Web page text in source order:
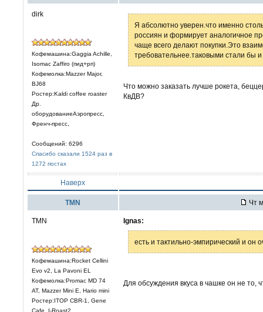
dirk
Кофемашина:Gaggia Achille,
Isomac Zaffiro (пид+рп)
Кофемолка:Mazzer Major,
BJ68
Ростер:Kaldi coffee roaster
Др.
оборудованиеАэропресс,
Френч-пресс,
Сообщений: 6296
Спасибо сказали 1524 раз в
1272 постах
Я абсолютно уверен.что именно
россиян и формирует аналогичное
чаще всего делают покупки.Это
требовательнее.таковыми стали бы
Что можно заказать лучше рокета,
КвДВ?
Наверх
TMN Чт
TMN
Кофемашина:Rocket Cellini
Evo v2, La Pavoni EL
Кофемолка:Promac MD 74
AT, Mazzer Mini E, Hario mini
Ростер:ITOP CBR-1, Gene
Cafe, I-Roast2
Ignas:
есть и тактильно-эмпирический и он
Для обсуждения вкуса в чашке он не то,